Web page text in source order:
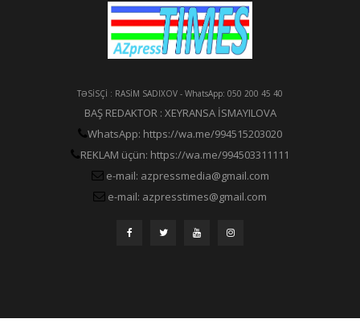
TƏSİSÇİ : RASİM SADIXOV - WhatsApp: 050 200 45 40
BAŞ REDAKTOR : XEYRANSA İSMAYILOVA
WhatsApp: https://wa.me/994515203020
REKLAM üçün: https://wa.me/994503311111
e-mail: azpressmedia@gmail.com
e-mail: azpresstimes@gmail.com